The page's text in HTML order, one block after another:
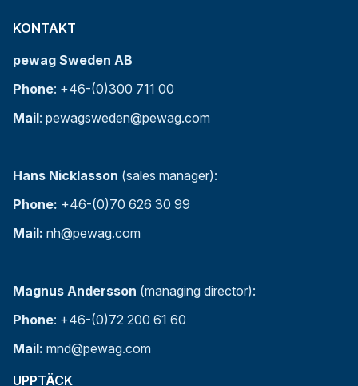
KONTAKT
pewag Sweden AB
Phone: +46-(0)300 711 00
Mail: pewagsweden@pewag.com
Hans Nicklasson (sales manager):
Phone: +46-(0)70 626 30 99
Mail: nh@pewag.com
Magnus Andersson (managing director):
Phone: +46-(0)72 200 61 60
Mail: mnd@pewag.com
UPPTÄCK